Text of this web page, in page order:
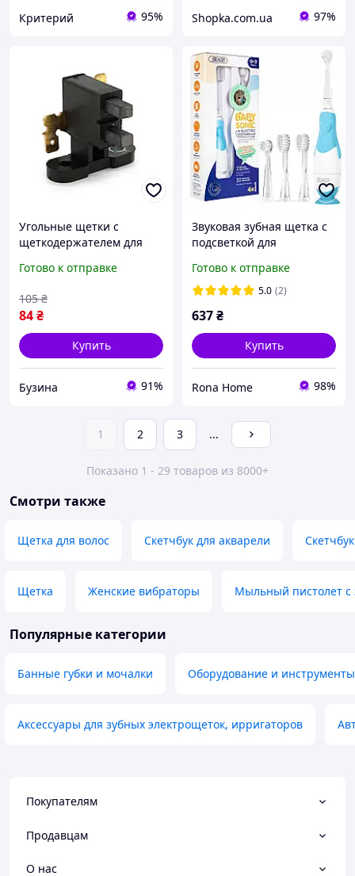
Критерий 95% Shopka.com.ua 97%
Угольные щетки с
щеткодержателем для
Готово к отправке
84₴
105 ₴
Купить
Бузина 91%
Звуковая зубная щетка с
подсветкой для
Seago SG-513C Голубая
Готово к отправке
5.0 (2)
637₴
Купить
Rona Home 98%
1 2 3 ...
Показано 1 - 29 товаров из 8000+
Смотри также
Щетка для волос Скетчбук для акварели
Щетка Женские вибраторы Мыльный пистолет с
Популярные категории
Банные губки и мочалки Оборудование и
Аксессуары для зубных электрощеток, ирригаторов
Покупателям
Продавцам
О нас